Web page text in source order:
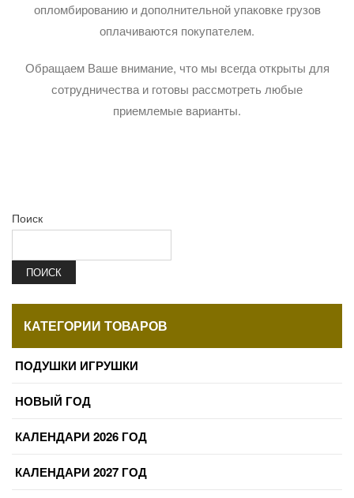
опломбированию и дополнительной упаковке грузов
оплачиваются покупателем.
Обращаем Ваше внимание, что мы всегда открыты для
сотрудничества и готовы рассмотреть любые
приемлемые варианты.
Поиск
ПОИСК
КАТЕГОРИИ ТОВАРОВ
ПОДУШКИ ИГРУШКИ
НОВЫЙ ГОД
КАЛЕНДАРИ 2026 ГОД
КАЛЕНДАРИ 2027 ГОД